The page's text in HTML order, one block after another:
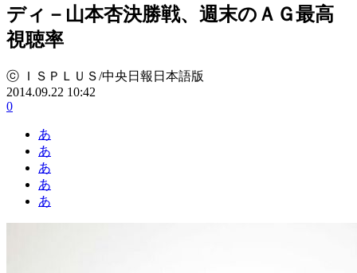
ディ－山本杏決勝戦、週末のＡＧ最高
視聴率
ⓒ ＩＳＰＬＵＳ/中央日報日本語版
2014.09.22 10:42
0
あ
あ
あ
あ
あ